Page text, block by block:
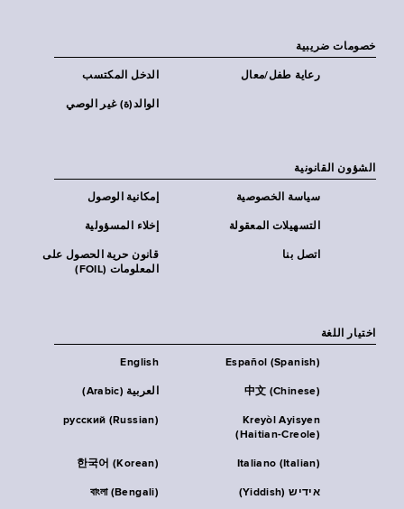
خصومات ضريبية
الدخل المكتسب رعاية طفل/معال
الوالد(ة) غير الوصي
الشؤون القانونية
إمكانية الوصول سياسة الخصوصية
إخلاء المسؤولية التسهيلات المعقولة
قانون حرية الحصول على
المعلومات (FOIL)
اتصل بنا
اختيار اللغة
English Español (Spanish)
العربية (Arabic) 中文 (Chinese)
русский (Russian)
Kreyòl Ayisyen
(Haitian-Creole)
한국어 (Korean) Italiano (Italian)
বাংলা (Bengali) אידיש (Yiddish)